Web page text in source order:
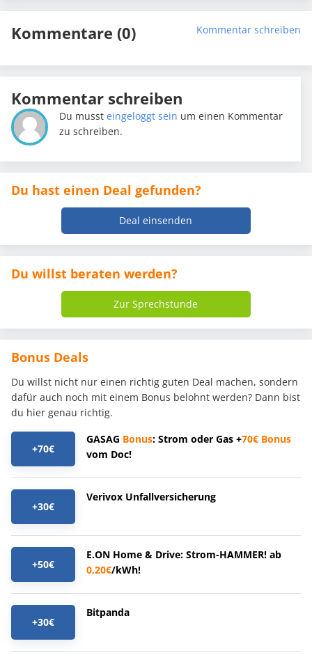
Kommentare (0) Kommentar schreiben
Kommentar schreiben
Du mussteingeloggt sein um einen Kommentar
zu schreiben.
Du hast einen Deal gefunden?
Deal einsenden
Du willst beraten werden?
Zur Sprechstunde
Bonus Deals
Du willst nicht nur einen richtig guten Deal machen, sondern
dafür auch noch mit einem Bonus belohnt werden? Dann bist
du hier genau richtig.
+70€
GASAG Bonus: Strom oder Gas +70€ Bonus
vom Doc!
+30€
Verivox Unfallversicherung
+50€
E.ON Home & Drive: Strom-HAMMER! ab
0,20€/kWh!
+30€
Bitpanda